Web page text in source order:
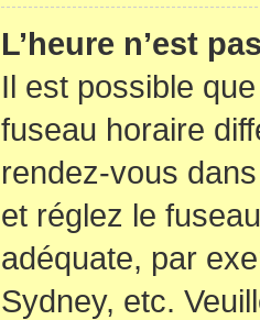
L’heure n’est
Il est possible
fuseau horaire
rendez-vous
et réglez le
adéquate, par
Sydney, etc.